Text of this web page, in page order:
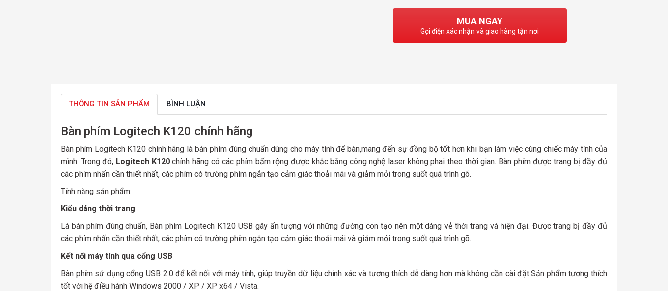
MUA NGAY
Gọi điện xác nhận và giao hàng tận nơi
THÔNG TIN SẢN PHẨM BÌNH LUẬN
Bàn phím Logitech K120 chính hãng
Bàn phím Logitech K120 chính hãng là bàn phím đúng chuẩn dùng cho máy tính để bàn,mang đến sự đồng bộ tốt hơn khi bạn làm việc cùng chiếc máy tính của
mình. Trong đó, Logitech K120chính hãng có các phím bấm rộng được khắc bằng công nghệ laser không phai theo thời gian. Bàn phím được trang bị đầy đủ
các phím nhấn cần thiết nhất, các phím có trường phím ngắn tạo cảm giác thoải mái và giảm mỏi trong suốt quá trình gõ.
Tính năng sản phẩm:
Kiểu dáng thời trang
Là bàn phím đúng chuẩn, Bàn phím Logitech K120 USB gây ấn tượng với những đường con tạo nên một dáng vẻ thời trang và hiện đại. Được trang bị đầy đủ
các phím nhấn cần thiết nhất, các phím có trường phím ngắn tạo cảm giác thoải mái và giảm mỏi trong suốt quá trình gõ.
Kết nối máy tính qua cổng USB
Bàn phím sử dụng cổng USB 2.0 để kết nối với máy tính, giúp truyền dữ liệu chính xác và tương thích dễ dàng hơn mà không cần cài đặt.Sản phẩm tương thích
tốt với hệ điều hành Windows 2000 / XP / XP x64 / Vista.